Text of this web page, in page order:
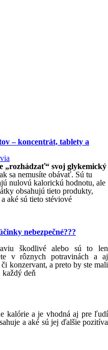
– koncentrát, tablety a
„rozhádzať“ svoj glykemický
sa nemusíte obávať. Sú tu
nulovú kalorickú hodnotu, ale
obsahujú tieto produkty,
aké sú tieto stéviové
nebezpečné???
škodlivé alebo sú to len
v rôznych potravinách a aj
konzervant, a preto by ste mali
každý deň
kalórie a je vhodná aj pre ľudí
a aké sú jej ďalšie pozitíva